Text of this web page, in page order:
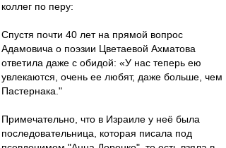
коллег по перу:
Спустя почти 40 лет на прямой вопрос
Адамовича о поэзии Цветаевой Ахматова
ответила даже с обидой: «У нас теперь ею
увлекаются, очень ее любят, даже больше, чем
Пастернака."
Примечательно, что в Израиле у неё была
последовательница, которая писала под